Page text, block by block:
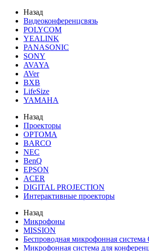
Назад
Видеоконференцсвязь
POLYCOM
YEALINK
PANASONIC
SONY
AVAYA
AVer
BXB
LifeSize
YAMAHA
Назад
Проекторы
OPTOMA
BARCO
NEC
BenQ
EPSON
ACER
DIGITAL PROJECTION
Интерактивные проекторы
Назад
Микрофоны
MISSION
Беспроводная микрофонная
Микрофонная система для